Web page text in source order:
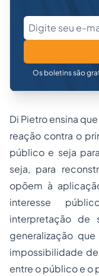
Os boletins são
Di Pietro ensina
reação contra o
público e seja
seja, para
opõem à
interesse
interpretação de
generalização
impossibilidade
entre o público e o